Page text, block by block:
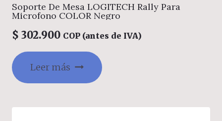
Soporte De Mesa LOGITECH Rally Para
Microfono COLOR Negro
$ 302.900 COP (antes de IVA)
Leer más